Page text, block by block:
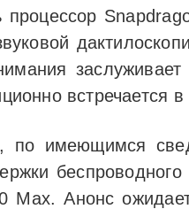
процессор
встречается
по имеющимся
Max. Анонс